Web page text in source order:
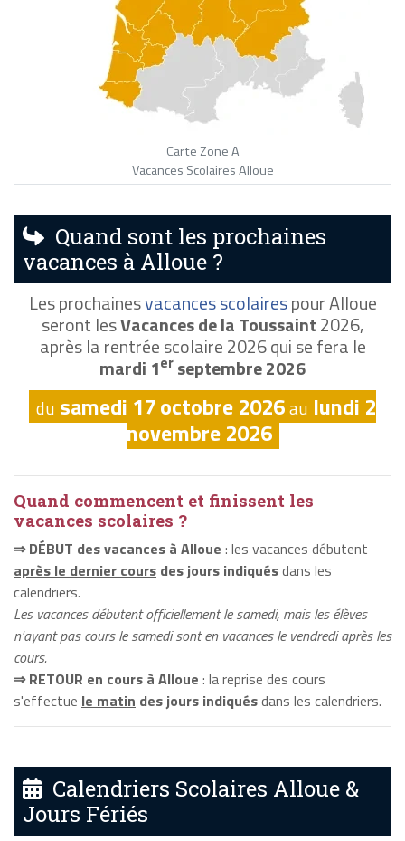
Carte Zone A
Vacances Scolaires Alloue
Quand sont les prochaines
vacances à Alloue ?
Les prochainesvacances scolairespour Alloue
seront lesVacances de la Toussaint2026,
après la rentrée scolaire 2026 qui se fera le
mardi 1er septembre 2026
du samedi 17 octobre 2026au lundi 2
novembre 2026
Quand commencent et finissent les
vacances scolaires ?
⇒ DÉBUT des vacances à Alloue : les vacances débutent
après le dernier cours des jours indiquésdans les
calendriers.
Les vacances débutent officiellement le samedi, mais les élèves
n'ayant pas cours le samedi sont en vacances le vendredi après les
cours.
⇒ RETOUR en cours à Alloue : la reprise des cours
s'effectue le matin des jours indiquésdans les calendriers.
Calendriers Scolaires Alloue &
Jours Fériés